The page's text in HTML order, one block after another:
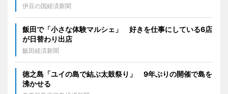
伊豆の国経済新聞
飯田で「小さな体験マルシェ」 好きを仕事にしている6店
が日替わり出店
飯田経済新聞
徳之島「ユイの島で結ぶ太鼓祭り」 9年ぶりの開催で島を
沸かせる